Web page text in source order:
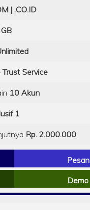
| .CO.ID
Trust Service
10 Akun
1
Rp. 2.000.000
Pesan
Demo